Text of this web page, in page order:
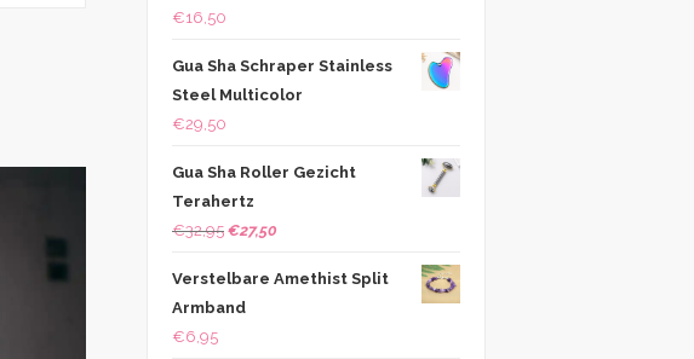
€16,50
Gua Sha Schraper Stainless
Steel Multicolor
€29,50
Gua Sha Roller Gezicht
Terahertz
€32,95 Oorspronkelijke
was:
€32,95.
€27,50
is:
Verstelbare Amethist Split
Armband
€6,95